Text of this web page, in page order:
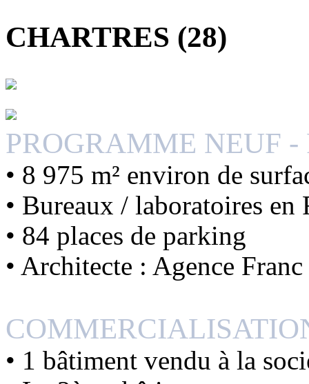
CHARTRES (28)
PROGRAMME NEUF
• 8 975 m² environ de
• Bureaux / laboratoires en
• 84 places de parking
• Architecte : Agence Franc
• 1 bâtiment vendu à la